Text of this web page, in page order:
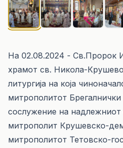
На 02.08.2024 -
храмот св. Никола-
литургија на која
митрополитот
сослужение на надлежниот
митрополит Крушевско-
митрополитот Тетовско-